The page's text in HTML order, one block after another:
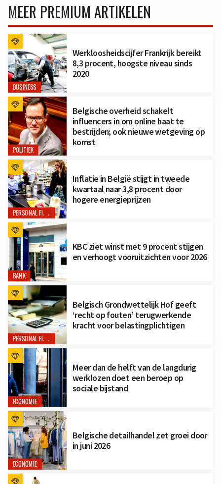
MEER PREMIUM ARTIKELEN
BUSINESS
Werkloosheidscijfer Frankrijk bereikt
8,3 procent, hoogste niveau sinds
2020
POLITIEK
Belgische overheid schakelt
influencers in om online haat te
bestrijden; ook nieuwe wetgeving op
komst
PERSONAL FINANCE
Inflatie in België stijgt in tweede
kwartaal naar 3,8 procent door
hogere energieprijzen
BANK
KBC ziet winst met 9 procent stijgen
en verhoogt vooruitzichten voor 2026
PERSONAL FINANCE
Belgisch Grondwettelijk Hof geeft
‘recht op fouten’ terugwerkende
kracht voor belastingplichtigen
ECONOMIE
Meer dan de helft van de langdurig
werklozen doet een beroep op
sociale bijstand
ECONOMIE
Belgische detailhandel zet groei door
in juni 2026